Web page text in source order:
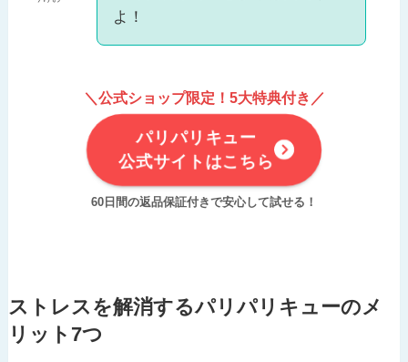
よ！
＼公式ショップ限定！5大特典付き／
パリパリキュー
公式サイトはこちら
60日間の返品保証付きで安心して試せる！
ストレスを解消するパリパリキューのメ
リット7つ